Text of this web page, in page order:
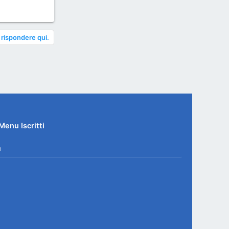
qui.
Iscritti